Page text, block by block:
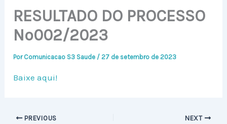
RESULTADO DO PROCESSO
Nº002/2023
Por Comunicacao S3 Saude / 27 de setembro de 2023
Baixe aqui!
PREVIOUS NEXT